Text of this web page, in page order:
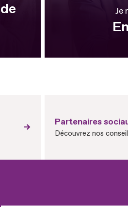
Je
Partenaires
Découvrez nos